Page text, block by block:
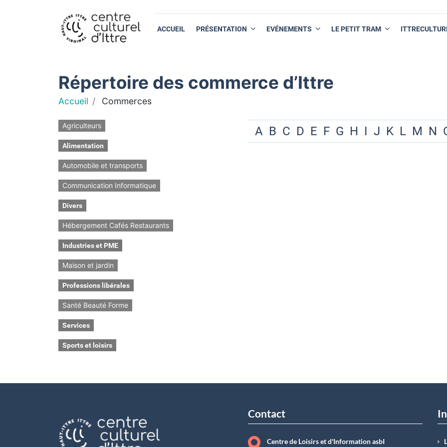
ACCUEIL PRÉSENTATION EVÉNEMENTS LE PETIT TRAM
Répertoire des commerce d’Ittre
Accueil Commerces
Agriculteurs
Alimentation
Automobile et transports
Communication Informatique
Divers
Hébergement Cafés Restaurants
Industries et PME
Maison et jardin
Professions libérales
Santé Beauté Forme
Services
Sports et loisirs
A B C D E F G H I J K L M N
Contact
Centre de Loisirs et d'Information asbI